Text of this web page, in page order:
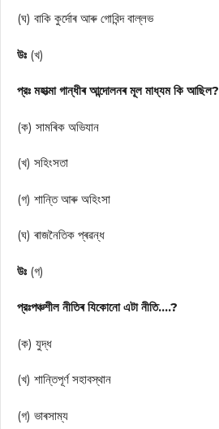
(ঘ) বাকি কুৰ্দোৰ আৰু গোবিন্দ বাল্লভ
উঃ (খ)
প্রঃ মহাত্মা গান্ধীৰ আন্দোলনৰ মূল মাধ্যম কি আছিল?
(ক) সামৰিক অভিযান
(খ) সহিংসতা
(গ) শান্তি আৰু অহিংসা
(ঘ) ৰাজনৈতিক প্ৰৱন্ধ
উঃ (গ)
প্রঃপঞ্চশীল নীতিৰ যিকোনো এটা নীতি….?
(ক) যুদ্ধ
(খ) শান্তিপূর্ণ সহাবস্থান
(গ) ভাৰসাম্য